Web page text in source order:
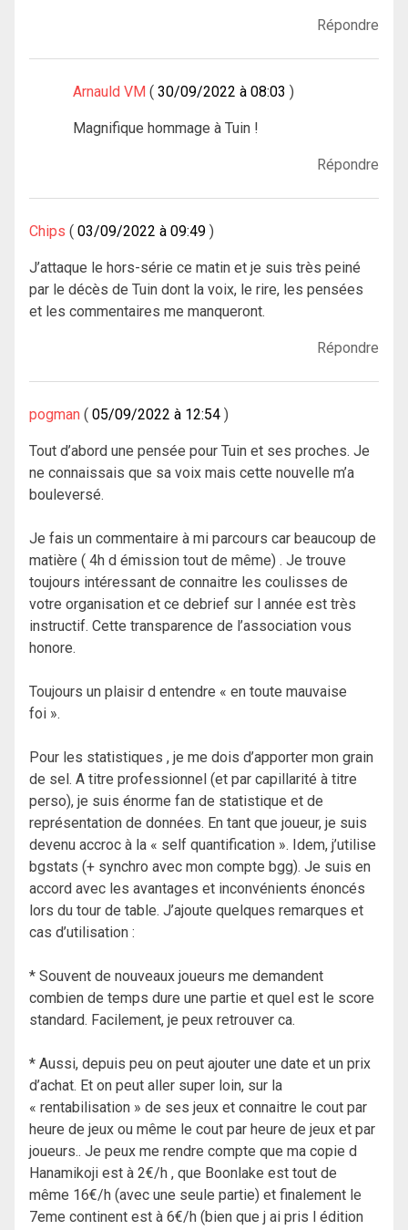
Répondre
Arnauld VM 30/09/2022 à 08:03
Magnifique hommage à Tuin !
Répondre
Chips 03/09/2022 à 09:49
J’attaque le hors-série ce matin et je suis très peiné
par le décès de Tuin dont la voix, le rire, les pensées
et les commentaires me manqueront.
Répondre
pogman 05/09/2022 à 12:54
Tout d’abord une pensée pour Tuin et ses proches. Je
ne connaissais que sa voix mais cette nouvelle m’a
bouleversé.
Je fais un commentaire à mi parcours car beaucoup de
matière ( 4h d émission tout de même) . Je trouve
toujours intéressant de connaitre les coulisses de
votre organisation et ce debrief sur l année est très
instructif. Cette transparence de l’association vous
honore.
Toujours un plaisir d entendre « en toute mauvaise
foi ».
Pour les statistiques , je me dois d’apporter mon grain
de sel. A titre professionnel (et par capillarité à titre
perso), je suis énorme fan de statistique et de
représentation de données. En tant que joueur, je suis
devenu accroc à la « self quantification ». Idem, j’utilise
bgstats (+ synchro avec mon compte bgg). Je suis en
accord avec les avantages et inconvénients énoncés
lors du tour de table. J’ajoute quelques remarques et
cas d’utilisation :
* Souvent de nouveaux joueurs me demandent
combien de temps dure une partie et quel est le score
standard. Facilement, je peux retrouver ca.
* Aussi, depuis peu on peut ajouter une date et un prix
d’achat. Et on peut aller super loin, sur la
« rentabilisation » de ses jeux et connaitre le cout par
heure de jeux ou même le cout par heure de jeux et par
joueurs.. Je peux me rendre compte que ma copie d
Hanamikoji est à 2€/h , que Boonlake est tout de
même 16€/h (avec une seule partie) et finalement le
7eme continent est à 6€/h (bien que j ai pris l édition